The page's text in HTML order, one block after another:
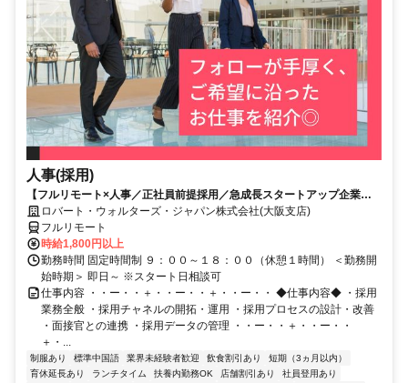
人事(採用)
【フルリモート×人事／正社員前提採用／急成長スタートアップ企業／
英語】Robert Walters
ロバート・ウォルターズ・ジャパン株式会社(大阪支店)
フルリモート
時給1,800円以上
勤務時間 固定時間制 ９：００～１８：００（休憩１時間） ＜勤務開
始時期＞ 即日～ ※スタート日相談可
仕事内容 ・・ー・・＋・・ー・・＋・・ー・・ ◆仕事内容◆ ・採用
業務全般 ・採用チャネルの開拓・運用 ・採用プロセスの設計・改善
・面接官との連携 ・採用データの管理 ・・ー・・＋・・ー・・
＋・...
制服あり 標準中国語 業界未経験者歓迎 飲食割引あり
短期（3ヵ月以内）
育休延長あり
ランチタイム 扶養内勤務OK 店舗割引あり
社員登用あり